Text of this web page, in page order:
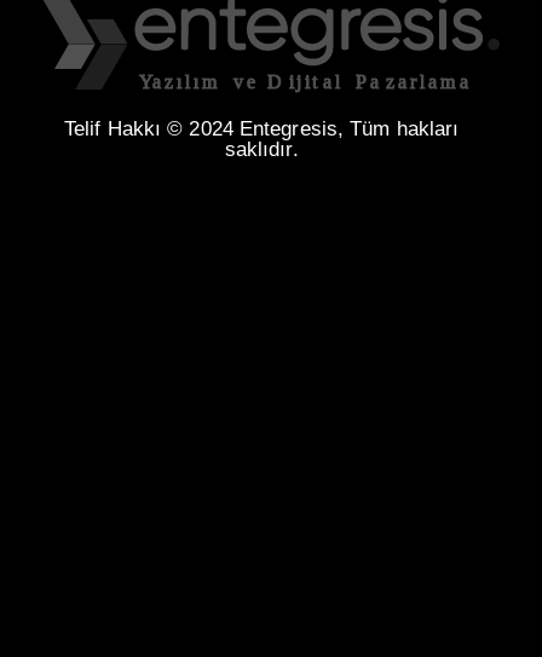
Telif Hakkı © 2024 Entegresis, Tüm hakları
saklıdır.